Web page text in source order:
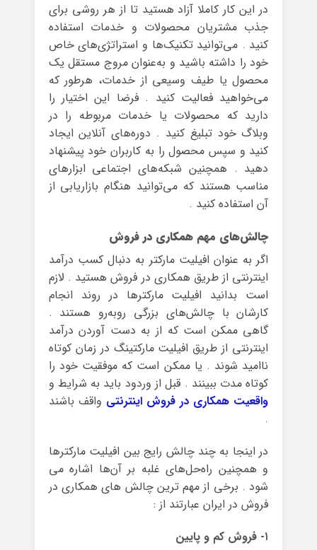
در این کار کاملا آزاد‌ هستید تا از هر روشی برای
جذب مشتریان محصولات و خدمات استفاده
کنید . می‌توانید تکنیک‌ها و استراتژی‌های خاص
خود را داشته ‌باشید و به‌عنوان مروج مستقل یک
محصول یا طیف وسیعی از خدمات، هرطور که
می‌خواهید فعالیت ‌کنید . فرضا این اختیار را
دارید که محصولات یا خدمات مربوطه را در
وبلاگ خود تبلیغ ‌کنید . دوره‌های آنلاین ایجاد
کنید و سپس محصول را به کاربران خود پیشنهاد‌
دهید . همچنین شبکه‌های اجتماعی ابزارهای
مناسب‌ هستند که می‌توانید هنگام بازاریابی از
آن استفاده‌ کنید .
چالش‌های مهم همکاری در فروش
اگر به عنوان افیلیت مارکتر به دنبال کسب درآمد
اینترنتی از طریق همکاری در فروش هستید . لازم
است بدانید افیلیت مارکترها در روند انجام
کارشان با چالش‌های بزرگی روبه‌رو هستند .
گاهی ممکن است که از به دست آوردن درآمد
اینترنتی از طریق افیلیت مارکتینگ در زمان کوتاه
ناامید شوند . یا ممکن است که موفقیت خود را
کوتاه مدت ببینند . قبل از وردود باید به شرایط و
واقعیت همکاری در فروش اینترنتی واقف باشند
.
در اینجا به چند چالش رایج بین افیلیت مارکترها
و همچنین راه‌حل‌های غلبه بر آن‌ها اشاره می
شود . برخی از مهم ترین چالش های همکاری در
فروش در ایران عبارتند از :
۱- فروش کم و پایین